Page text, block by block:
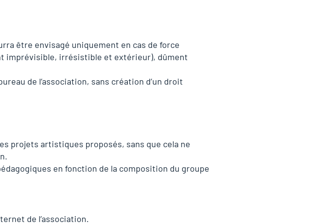
être envisagé uniquement en cas de force
imprévisible, irrésistible et extérieur), dûment
de l’association, sans création d’un droit
projets artistiques proposés, sans que cela ne
en fonction de la composition du groupe
de l’association.